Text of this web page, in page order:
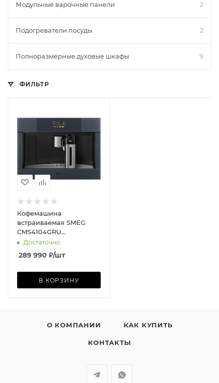
Модульные варочные панели 2
Подогреватели посуды 2
Полноразмерные духовые шкафы 9
ФИЛЬТР
Кофемашина
встраиваемая SMEG
CMS4104GRU
автоматическая, Linea,
Neptune Grey
Достаточно
289 990 ₽/шт
В КОРЗИНУ
О КОМПАНИИ КАК КУПИТЬ
КОНТАКТЫ